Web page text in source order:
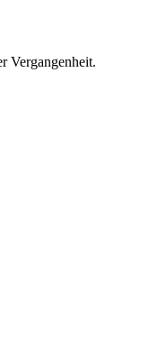
Vergangenheit.